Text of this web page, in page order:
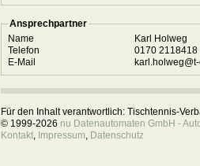
Ansprechpartner
Name
Karl Holweg
Telefon
0170 2118418
E-Mail
Für den Inhalt verantwortlich: Tischtennis-
© 1999-2026 nu Datenautomaten GmbH -
Kontakt, Impressum, Datenschutz